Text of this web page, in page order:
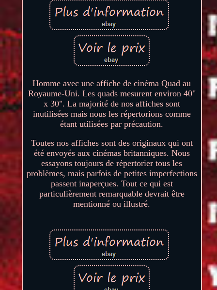
Homme avec une affiche de cinéma Quad au
Royaume-Uni. Les quads mesurent environ 40"
x 30". La majorité de nos affiches sont
inutilisées mais nous les répertorions comme
étant utilisées par précaution.
Toutes nos affiches sont des originaux qui ont
été envoyés aux cinémas britanniques. Nous
essayons toujours de répertorier tous les
problèmes, mais parfois de petites imperfections
passent inaperçues. Tout ce qui est
particulièrement remarquable devrait être
mentionné ou illustré.